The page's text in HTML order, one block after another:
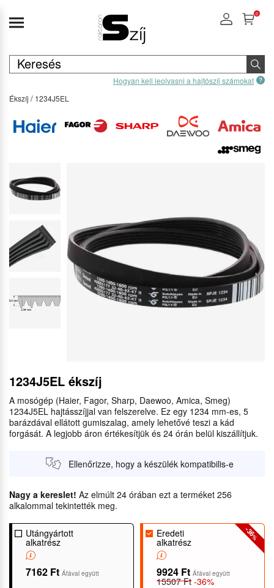
Hogyan kell leolvasni a hajtószíj számokat
0
Ékszíj 1234J5EL
1234J5EL ékszíj
A mosógép (Haier, Fagor, Sharp, Daewoo, Amica, Smeg)
1234J5EL hajtásszíjjal van felszerelve. Ez egy 1234 mm-es, 5
barázdával ellátott gumiszalag, amely lehetővé teszi a kád
forgását. A legjobb áron értékesítjük és 24 órán belül kiszállítjuk.
Ellenőrizze, hogy a készülék kompatibilis-e
Nagy a kereslet! Az elmúlt 24 órában ezt a terméket 256
alkalommal tekintették meg.
Utángyártott
alkatrész
7162 Ft Áfával együtt
-36
%
Eredeti
alkatrész
9924 Ft Áfával együtt
15507 Ft -36%